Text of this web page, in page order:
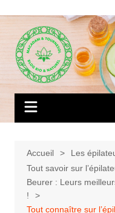
contenu
Accueil
Les
Tout savoir sur
Beurer : Leurs
!
Tout connaître sur